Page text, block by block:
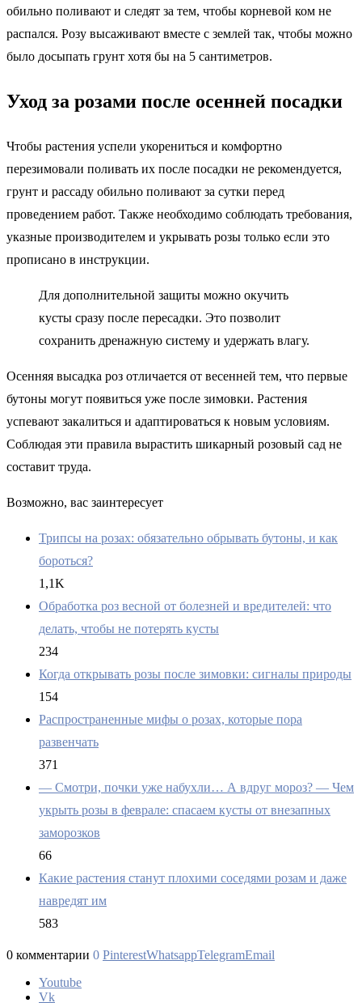
обильно поливают и следят за тем, чтобы корневой ком не
распался. Розу высаживают вместе с землей так, чтобы можно
было досыпать грунт хотя бы на 5 сантиметров.
Уход за розами после осенней посадки
Чтобы растения успели укорениться и комфортно
перезимовали поливать их после посадки не рекомендуется,
грунт и рассаду обильно поливают за сутки перед
проведением работ. Также необходимо соблюдать требования,
указные производителем и укрывать розы только если это
прописано в инструкции.
Для дополнительной защиты можно окучить
кусты сразу после пересадки. Это позволит
сохранить дренажную систему и удержать влагу.
Осенняя высадка роз отличается от весенней тем, что первые
бутоны могут появиться уже после зимовки. Растения
успевают закалиться и адаптироваться к новым условиям.
Соблюдая эти правила вырастить шикарный розовый сад не
составит труда.
Возможно, вас заинтересует
Трипсы на розах: обязательно обрывать бутоны, и как
бороться?
1,1K
Обработка роз весной от болезней и вредителей: что
делать, чтобы не потерять кусты
234
Когда открывать розы после зимовки: сигналы природы
154
Распространенные мифы о розах, которые пора
развенчать
371
— Смотри, почки уже набухли… А вдруг мороз? — Чем
укрыть розы в феврале: спасаем кусты от внезапных
заморозков
66
Какие растения станут плохими соседями розам и даже
навредят им
583
0 комментарии 0 PinterestWhatsappTelegramEmail
Youtube
Vk